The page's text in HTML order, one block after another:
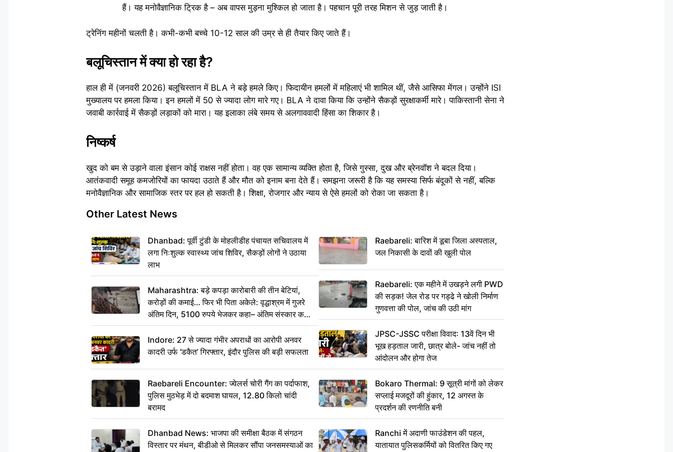
हैं। यह मनोवैज्ञानिक ट्रिक है – अब वापस मुड़ना मुश्किल हो जाता है। पहचान पूरी तरह मिशन से जुड़ जाती है।
ट्रेनिंग महीनों चलती है। कभी-कभी बच्चे 10-12 साल की उम्र से ही तैयार किए जाते हैं।
बलूचिस्तान में क्या हो रहा है?
हाल ही में (जनवरी 2026) बलूचिस्तान में BLA ने बड़े हमले किए। फिदायीन हमलों में महिलाएं भी शामिल थीं, जैसे आसिफा मेंगल। उन्होंने ISI
मुख्यालय पर हमला किया। इन हमलों में 50 से ज्यादा लोग मारे गए। BLA ने दावा किया कि उन्होंने सैकड़ों सुरक्षाकर्मी मारे। पाकिस्तानी सेना ने
जवाबी कार्रवाई में सैकड़ों लड़ाकों को मारा। यह इलाका लंबे समय से अलगाववादी हिंसा का शिकार है।
निष्कर्ष
खुद को बम से उड़ाने वाला इंसान कोई राक्षस नहीं होता। वह एक सामान्य व्यक्ति होता है, जिसे गुस्सा, दुख और ब्रेनवॉश ने बदल दिया।
आतंकवादी समूह कमजोरियों का फायदा उठाते हैं और मौत को इनाम बना देते हैं। समझना जरूरी है कि यह समस्या सिर्फ बंदूकों से नहीं, बल्कि
मनोवैज्ञानिक और सामाजिक स्तर पर हल हो सकती है। शिक्षा, रोजगार और न्याय से ऐसे हमलों को रोका जा सकता है।
Other Latest News
Dhanbad: पूर्वी टुंडी के मोहलीडीह पंचायत सचिवालय में
लगा निःशुल्क स्वास्थ्य जांच शिविर, सैकड़ों लोगों ने उठाया
लाभ
Maharashtra: बड़े कपड़ा कारोबारी की तीन बेटियां,
करोड़ों की कमाई… फिर भी पिता अकेले: वृद्धाश्रम में गुजरे
अंतिम दिन, 5100 रुपये भेजकर कहा– अंतिम संस्कार कर
दीजिए हम नहीं आ पाएंगे
Indore: 27 से ज्यादा गंभीर अपराधों का आरोपी अनवर
कादरी उर्फ ‘डकैत’ गिरफ्तार, इंदौर पुलिस की बड़ी सफलता
Raebareli Encounter: ज्वेलर्स चोरी गैंग का पर्दाफाश,
पुलिस मुठभेड़ में दो बदमाश घायल, 12.80 किलो चांदी
बरामद
Dhanbad News: भाजपा की समीक्षा बैठक में संगठन
विस्तार पर मंथन, बीडीओ से मिलकर सौंपा जनसमस्याओं का
Raebareli: बारिश में डूबा जिला अस्पताल,
जल निकासी के दावों की खुली पोल
Raebareli: एक महीने में उखड़ने लगी PWD
की सड़क! जेल रोड पर गड्ढे ने खोली निर्माण
गुणवत्ता की पोल, जांच की उठी मांग
JPSC-JSSC परीक्षा विवाद: 13वें दिन भी
भूख हड़ताल जारी, छात्र बोले- जांच नहीं तो
आंदोलन और होगा तेज
Bokaro Thermal: 9 सूत्री मांगों को लेकर
सप्लाई मजदूरों की हुंकार, 12 अगस्त के
प्रदर्शन की रणनीति बनी
Ranchi में अदाणी फाउंडेशन की पहल,
यातायात पुलिसकर्मियों को वितरित किए गए